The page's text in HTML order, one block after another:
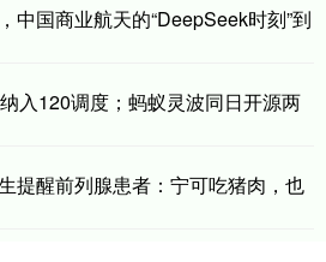
中国商业航天的“DeepSeek时刻”到
入120调度；蚂蚁灵波同日开源两
提醒前列腺患者：宁可吃猪肉，也